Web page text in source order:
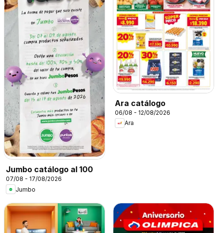
Jumbo catálogo al 100
07/08 - 17/08/2026
Jumbo
Ara catálogo
06/08 - 12/08/2026
Ara